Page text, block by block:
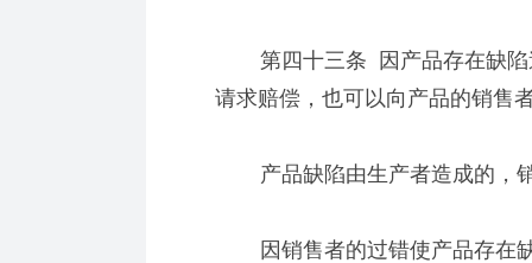
第四十三条 因产品存在缺陷
请求赔偿，也可以向产品的销售
产品缺陷由生产者造成的，销
因销售者的过错使产品存在缺